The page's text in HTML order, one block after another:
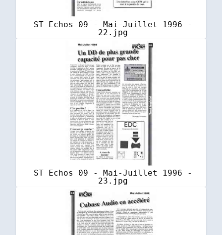
ST Echos 09 - Mai-Juillet 1996 -
22.jpg
ST Echos 09 - Mai-Juillet 1996 -
23.jpg